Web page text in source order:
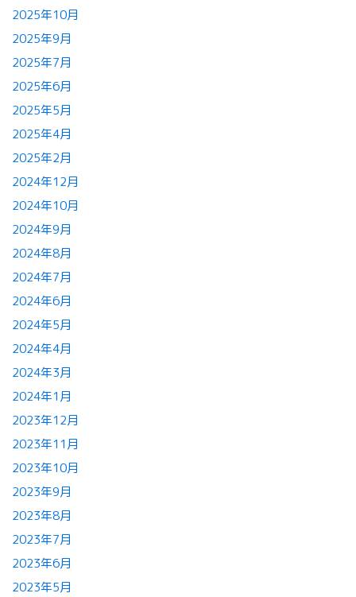
2025年10月
2025年9月
2025年7月
2025年6月
2025年5月
2025年4月
2025年2月
2024年12月
2024年10月
2024年9月
2024年8月
2024年7月
2024年6月
2024年5月
2024年4月
2024年3月
2024年1月
2023年12月
2023年11月
2023年10月
2023年9月
2023年8月
2023年7月
2023年6月
2023年5月